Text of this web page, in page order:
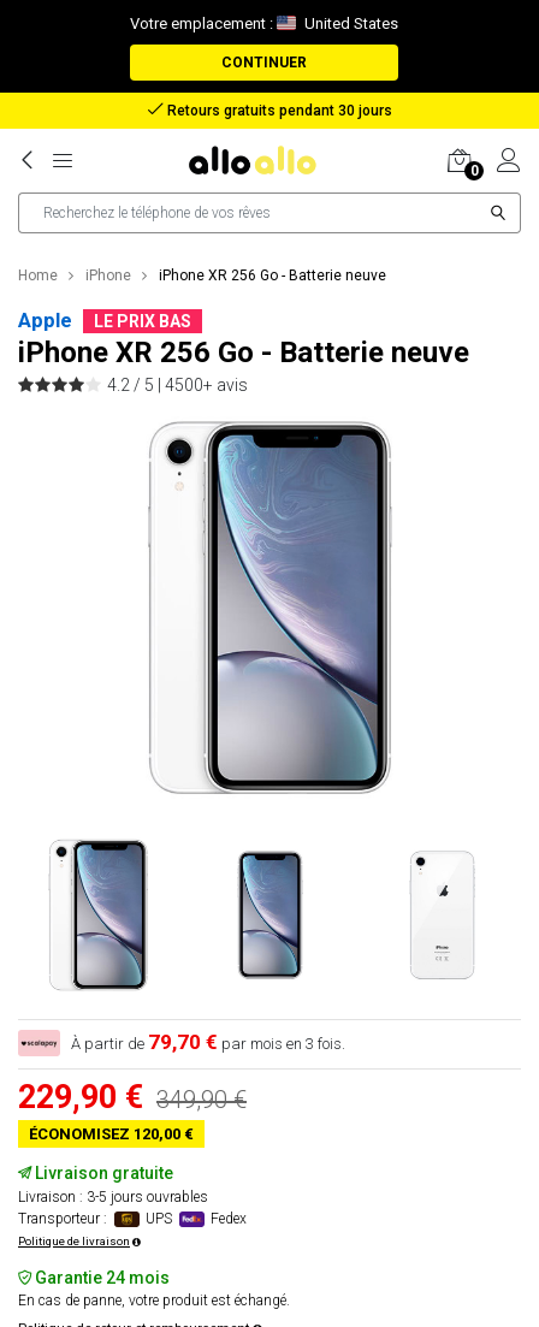
Votre emplacement : United States
CONTINUER
Remboursement en cas de perte de colis
0
Home iPhone iPhone XR 256 Go - Batterie neuve
Apple LE PRIX BAS
iPhone XR 256 Go - Batterie neuve
4.2 / 5 | 4500+ avis
À partir de 79,70 € par mois en 3 fois.
229,90 € 349,90 €
ÉCONOMISEZ 120,00 €
Livraison gratuite
Livraison : 3-5 jours ouvrables
Transporteur :
UPS Fedex
Politique de livraison
Garantie 24 mois
En cas de panne, votre produit est échangé.